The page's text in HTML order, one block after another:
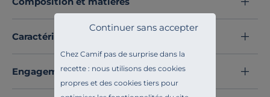
Chez Camif pas de surprise dans la
recette : nous utilisons des cookies
propres et des cookies tiers pour
Continuer sans accepter
Résultat ? Unemaîtrise totale de la température
pour mijoter, braiser ou bouillir sans jamais brûler vos
préparations.
Imaginez la satisfaction de cuisiner avec un objet
Son couvercle en verre bombé
vous permet de surveiller vos plats en un coup d'œil,
préservant ainsi toutes les saveurs et les nutriments,
Caractéristiques techniques
Engagements et traçabilité